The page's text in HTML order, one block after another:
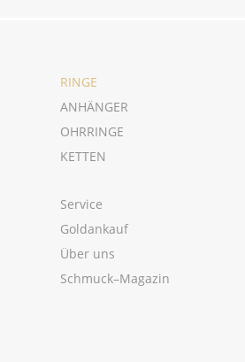
RINGE
ANHÄNGER
OHRRINGE
KETTEN
Service
Goldankauf
Über uns
Schmuck–Magazin